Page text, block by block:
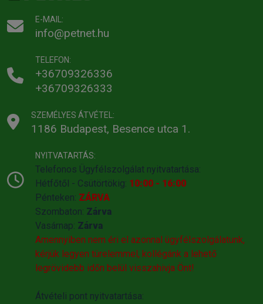
E-MAIL:
info@petnet.hu
TELEFON:
+36709326336
+36709326333
SZEMÉLYES ÁTVÉTEL:
1186 Budapest, Besence utca 1.
NYITVATARTÁS:
Telefonos Ügyfélszolgálat nyitvatartása:
Hétfőtől - Csütörtökig: 10:00 - 16:00
Pénteken: ZÁRVA
Szombaton: Zárva
Vasárnap: Zárva
Amennyiben nem éri el azonnal ügyfélszolgálatunk,
kérjük legyen türelemmel, kollégánk a lehető
legrövidebb időn belül visszahivja Önt!
Átvételi pont nyitvatartása: